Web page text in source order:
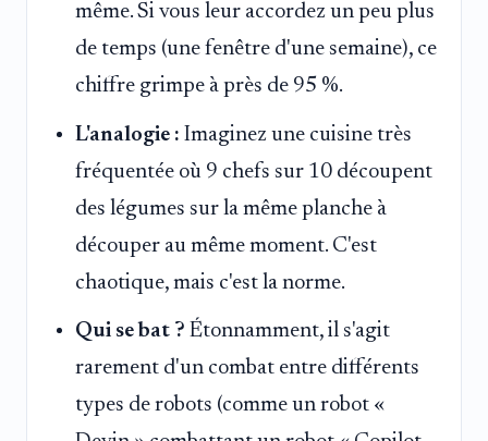
même. Si vous leur accordez un peu plus
de temps (une fenêtre d'une semaine), ce
chiffre grimpe à près de 95 %.
L'analogie : Imaginez une cuisine très
fréquentée où 9 chefs sur 10 découpent
des légumes sur la même planche à
découper au même moment. C'est
chaotique, mais c'est la norme.
Qui se bat ? Étonnamment, il s'agit
rarement d'un combat entre différents
types de robots (comme un robot «